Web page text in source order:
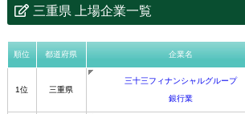
三重県 上場企業一覧
順位 都道府県 企業名
1位 三重県
三十三フィナンシャルグループ
銀行業